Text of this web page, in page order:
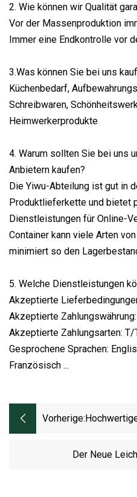
2. Wie können wir Qualität
Vor der Massenproduktion
Immer eine Endkontrolle vor
3.Was können Sie bei uns
Küchenbedarf,
Schreibwaren,
Heimwerkerprodukte
4. Warum sollten Sie bei uns
Anbietern kaufen?
Die Yiwu-Abteilung ist gut in
Produktlieferkette und bietet
Dienstleistungen für Online-
Container kann viele Arten
minimiert so den
5. Welche Dienstleistungen
Akzeptierte
Akzeptierte Zahlungswährung:
Akzeptierte Zahlungsarten:
Gesprochene Sprachen:
Französisch ...
Vorherige:
Der Neue